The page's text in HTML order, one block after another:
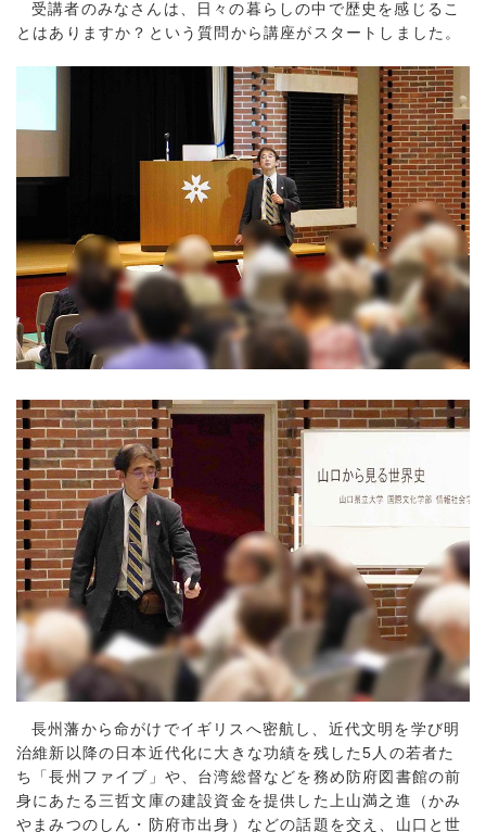
受講者のみなさんは、日々の暮らしの中で歴史を感じるこ
とはありますか？という質問から講座がスタートしました。
長州藩から命がけでイギリスへ密航し、近代文明を学び明
治維新以降の日本近代化に大きな功績を残した5人の若者た
ち「長州ファイブ」や、台湾総督などを務め防府図書館の前
身にあたる三哲文庫の建設資金を提供した上山満之進（かみ
やまみつのしん・防府市出身）などの話題を交え、山口と世